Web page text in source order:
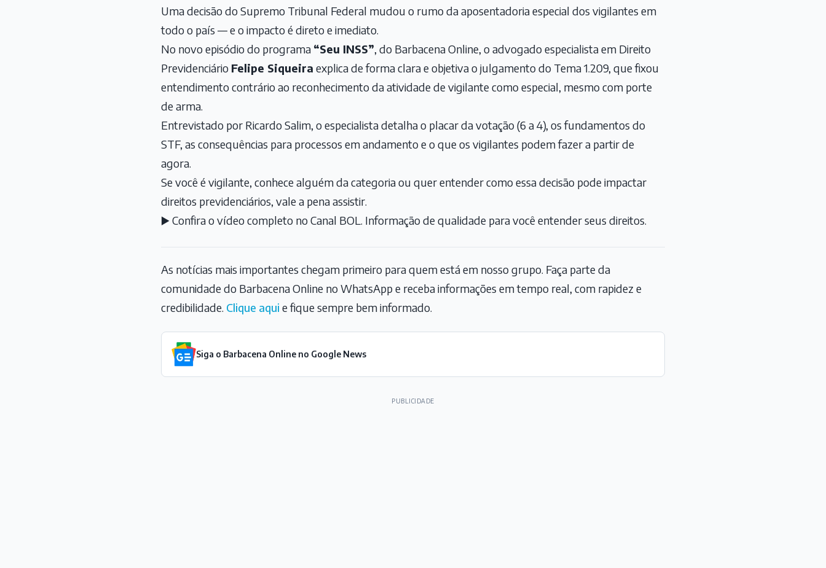
Uma decisão do Supremo Tribunal Federal mudou o rumo da aposentadoria especial dos vigilantes em
todo o país — e o impacto é direto e imediato.
No novo episódio do programa “Seu INSS”, do Barbacena Online, o advogado especialista em Direito
Previdenciário Felipe Siqueira explica de forma clara e objetiva o julgamento do Tema 1.209, que fixou
entendimento contrário ao reconhecimento da atividade de vigilante como especial, mesmo com porte
de arma.
Entrevistado por Ricardo Salim, o especialista detalha o placar da votação (6 a 4), os fundamentos do
STF, as consequências para processos em andamento e o que os vigilantes podem fazer a partir de
agora.
Se você é vigilante, conhece alguém da categoria ou quer entender como essa decisão pode impactar
direitos previdenciários, vale a pena assistir.
▶️ Confira o vídeo completo no Canal BOL. Informação de qualidade para você entender seus direitos.
As notícias mais importantes chegam primeiro para quem está em nosso grupo. Faça parte da
comunidade do Barbacena Online no WhatsApp e receba informações em tempo real, com rapidez e
credibilidade. Clique aqui e fique sempre bem informado.
Siga o Barbacena Online no Google News
PUBLICIDADE